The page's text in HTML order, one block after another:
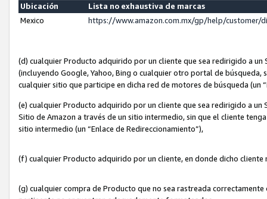
Ubicación
Lista no exhaustiva de marcas
Mexico
https://www.amazon.com.mx/gp/help/customer/
(d) cualquier Producto adquirido por un cliente que sea redirigido a
(incluyendo Google, Yahoo, Bing o cualquier otro portal de
cualquier sitio que participe en dicha red de motores de búsqueda (un
(e) cualquier Producto adquirido por un cliente que sea redirigido a un
Sitio de Amazon a través de un sitio intermedio, sin que el cliente
sitio intermedio (un “Enlace de Redireccionamiento”),
(f) cualquier Producto adquirido por un cliente, en donde dicho
(g) cualquier compra de Producto que no sea rastreada